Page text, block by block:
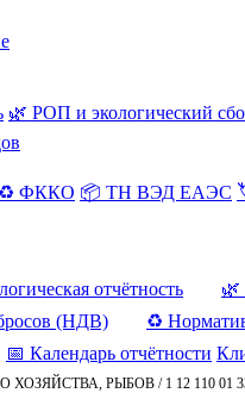
🌿 РОП и экологический
♻️ ФККО 📦 ТН ВЭД ЕАЭС
отчётность 🌿
(НДВ) ♻️
📅 Календарь отчётности
ХОЗЯЙСТВА, РЫБОВ / 1 12 110 01